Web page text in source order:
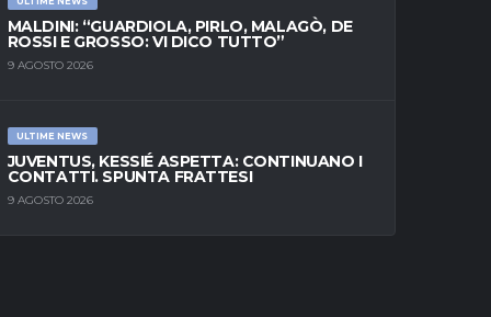
MALDINI: “GUARDIOLA, PIRLO, MALAGÒ, DE
ROSSI E GROSSO: VI DICO TUTTO”
9 AGOSTO 2026
ULTIME NEWS
JUVENTUS, KESSIÉ ASPETTA: CONTINUANO I
CONTATTI. SPUNTA FRATTESI
9 AGOSTO 2026